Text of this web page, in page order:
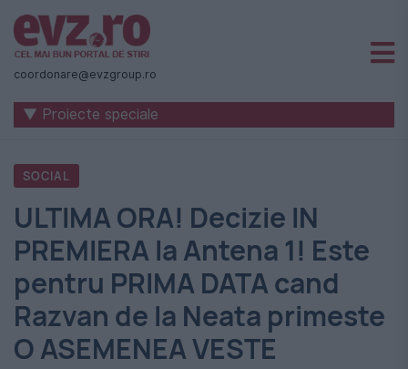
Știri
naționale
internaționale
România
-
Evenimentul
Zilei
coordonare@evzgroup.ro
▼ Proiecte speciale
SOCIAL
ULTIMA ORA! Decizie IN
PREMIERA la Antena 1! Este
pentru PRIMA DATA cand
Razvan de la Neata primeste
O ASEMENEA VESTE